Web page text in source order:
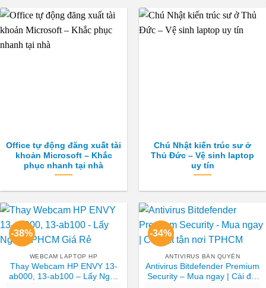
Office tự động đăng xuất tài
khoản Microsoft – Khắc
phục nhanh tại nhà
Chú Nhật kiến trúc sư ở
Thủ Đức – Vệ sinh laptop
uy tín
-38%
WEBCAM LAPTOP HP
Thay Webcam HP ENVY 13-
ab000, 13-ab100 – Lấy Ngay
-34%
ANTIVIRUS BẢN QUYỀN
Antivirus Bitdefender Premium
Security – Mua ngay | Cài đặt